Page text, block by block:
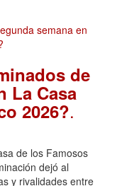
de
La Casa
2026?.
de los Famosos
dejó al
y rivalidades entre